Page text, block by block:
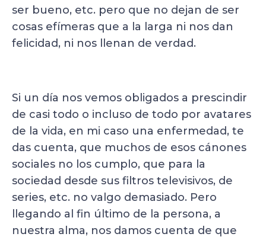
ser bueno, etc. pero que no dejan de ser
cosas efímeras que a la larga ni nos dan
felicidad, ni nos llenan de verdad.
Si un día nos vemos obligados a prescindir
de casi todo o incluso de todo por avatares
de la vida, en mi caso una enfermedad, te
das cuenta, que muchos de esos cánones
sociales no los cumplo, que para la
sociedad desde sus filtros televisivos, de
series, etc. no valgo demasiado. Pero
llegando al fin último de la persona, a
nuestra alma, nos damos cuenta de que